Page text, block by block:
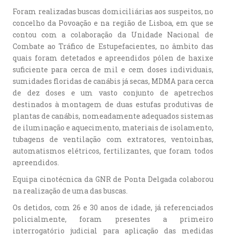
Foram realizadas buscas domiciliárias aos suspeitos, no
concelho da Povoação e na região de Lisboa, em que se
contou com a colaboração da Unidade Nacional de
Combate ao Tráfico de Estupefacientes, no âmbito das
quais foram detetados e apreendidos pólen de haxixe
suficiente para cerca de mil e cem doses individuais,
sumidades floridas de canábis já secas, MDMA para cerca
de dez doses e um vasto conjunto de apetrechos
destinados à montagem de duas estufas produtivas de
plantas de canábis, nomeadamente adequados sistemas
de iluminação e aquecimento, materiais de isolamento,
tubagens de ventilação com extratores, ventoinhas,
automatismos elétricos, fertilizantes, que foram todos
apreendidos.
Equipa cinotécnica da GNR de Ponta Delgada colaborou
na realização de uma das buscas.
Os detidos, com 26 e 30 anos de idade, já referenciados
policialmente, foram presentes a primeiro
interrogatório judicial para aplicação das medidas